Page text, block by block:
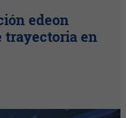
edeon
trayectoria en